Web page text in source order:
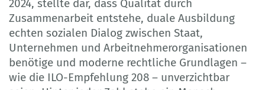
2024, stellte dar, dass Qualität durch
Zusammenarbeit entstehe, duale Ausbildung
echten sozialen Dialog zwischen Staat,
Unternehmen und Arbeitnehmerorganisationen
benötige und moderne rechtliche Grundlagen –
wie die ILO-Empfehlung 208 – unverzichtbar